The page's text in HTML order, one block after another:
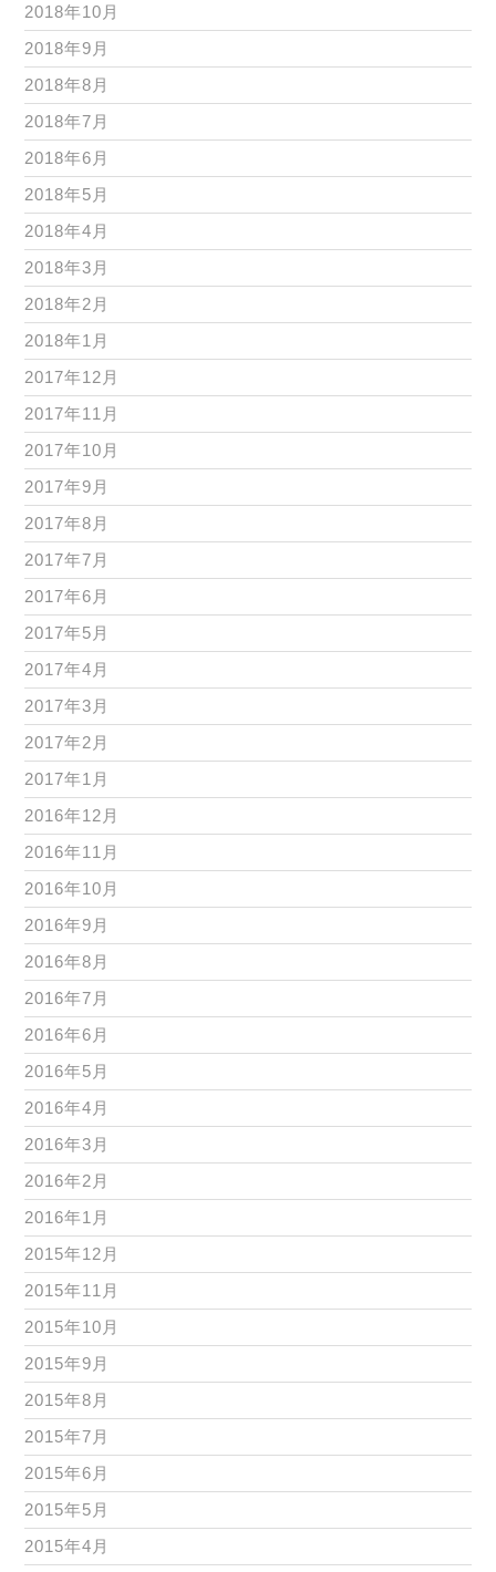
2018年10月
2018年9月
2018年8月
2018年7月
2018年6月
2018年5月
2018年4月
2018年3月
2018年2月
2018年1月
2017年12月
2017年11月
2017年10月
2017年9月
2017年8月
2017年7月
2017年6月
2017年5月
2017年4月
2017年3月
2017年2月
2017年1月
2016年12月
2016年11月
2016年10月
2016年9月
2016年8月
2016年7月
2016年6月
2016年5月
2016年4月
2016年3月
2016年2月
2016年1月
2015年12月
2015年11月
2015年10月
2015年9月
2015年8月
2015年7月
2015年6月
2015年5月
2015年4月